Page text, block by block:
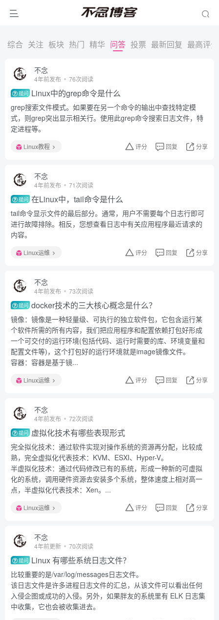
综合 关注 板块 热门 精华 问答 投票 最新回复 最高评分
不念
4年前发布 76次阅读
提问 Linux中的grep命令是什么
grep搜索文件模式。如果要在另一个命令的输出中查找特定模
式，则grep突出显示相关行。使用此grep命令搜索日志文件，特
定进程等。
Linux教程 评分 回复 分享
不念
4年前发布 71次阅读
提问 在Linux中，tail命令是什么
tail命令显示文件的最后部分。通常，用户不需要每个日志行即可
进行故障排除。相反，您想查看日志中有关应用程序最近请求的
内容。
Linux运维 评分 回复 分享
不念
4年前发布 73次阅读
提问 docker技术的三大核心概念是什么？
镜像：镜像是一种轻量级、可执行的独立软件包，它包含运行某
个软件所需的所有内容，我们把应用程序和配置依赖打包好形成
一个可交付的运行环境(包括代码、运行时需要的库、环境变量和
配置文件等)，这个打包好的运行环境就是image镜像文件。
容器：容器是基于镜...
Linux运维 评分 回复 分享
不念
4年前发布 72次阅读
提问 虚拟化技术有哪些表现形式
完全拟化技术：通过软件实现对操作系统的资源再分配，比较成
熟，完全虚拟化代表技术：KVM、ESXI、Hyper-V。
半虚拟化技术：通过代码修改已有的系统，形成一种新的可虚拟
化的系统，调用硬件资源去安装多个系统，整体速度上相对高一
点，半虚拟化代表技术：Xen。...
Linux运维 评分 回复 分享
不念
4年前更新 70次阅读
提问 Linux 有哪些系统日志文件？
比较重要的是/var/log/messages日志文件。
该日志文件是许多进程日志文件的汇总，从该文件可以看出任何
入侵企图或成功的入侵。另外，如果胖友的系统里有 ELK 日志集
中收集，它也会被收集进去。